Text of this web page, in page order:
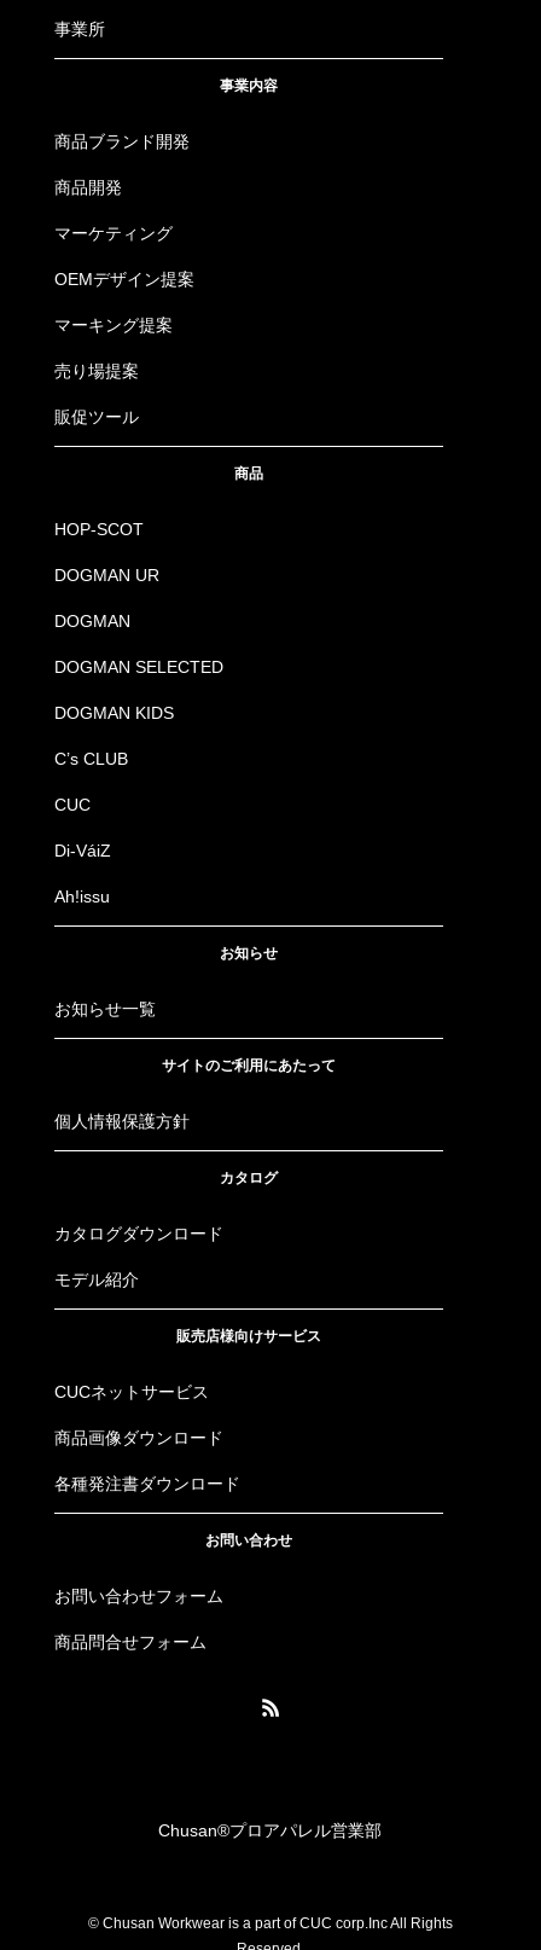
事業所
事業内容
商品ブランド開発
商品開発
マーケティング
OEMデザイン提案
マーキング提案
売り場提案
販促ツール
商品
HOP-SCOT
DOGMAN UR
DOGMAN
DOGMAN SELECTED
DOGMAN KIDS
C’s CLUB
CUC
Di-VáiZ
Ah!issu
お知らせ
お知らせ一覧
サイトのご利用にあたって
個人情報保護方針
カタログ
カタログダウンロード
モデル紹介
販売店様向けサービス
CUCネットサービス
商品画像ダウンロード
各種発注書ダウンロード
お問い合わせ
お問い合わせフォーム
商品問合せフォーム
Chusan®︎プロアパレル営業部
© Chusan Workwear is a part of CUC corp.Inc All Rights